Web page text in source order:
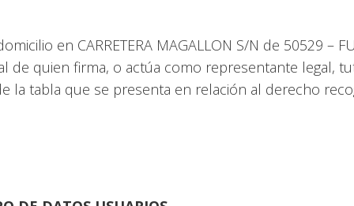
en CARRETERA MAGALLON S/N de 50529 –
de quien firma, o actúa como representante legal,
la tabla que se presenta en relación al derecho